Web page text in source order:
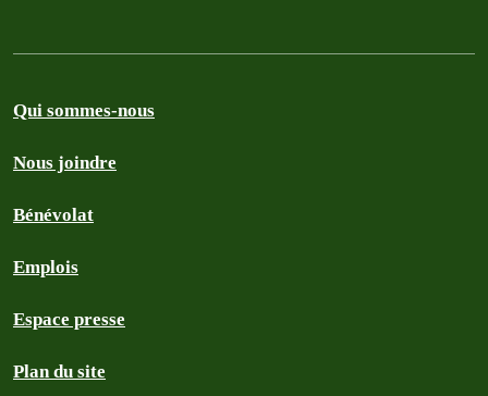
Qui sommes-nous
Nous joindre
Bénévolat
Emplois
Espace presse
Plan du site